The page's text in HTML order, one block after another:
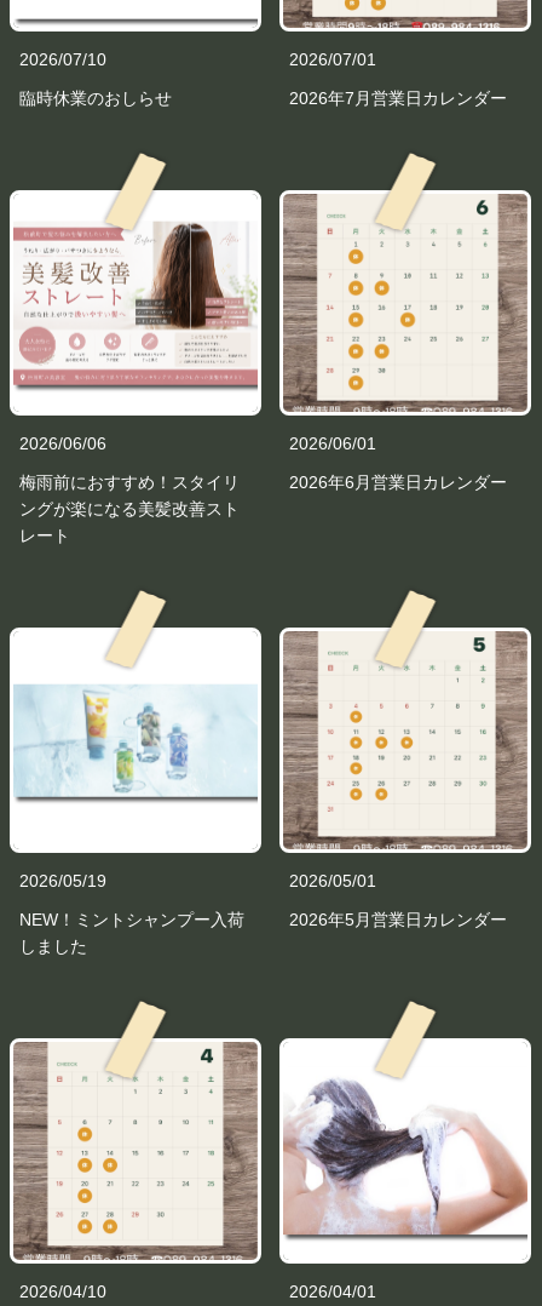
2026/07/10
臨時休業のおしらせ
2026/07/01
2026年7月営業日カレンダー
2026/06/06
梅雨前におすすめ！スタイリ
ングが楽になる美髪改善スト
レート
2026/06/01
2026年6月営業日カレンダー
2026/05/19
NEW！ミントシャンプー入荷
しました
2026/05/01
2026年5月営業日カレンダー
2026/04/10
2026/04/01